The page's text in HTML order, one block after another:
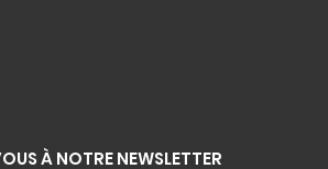
À NOTRE NEWSLETTER